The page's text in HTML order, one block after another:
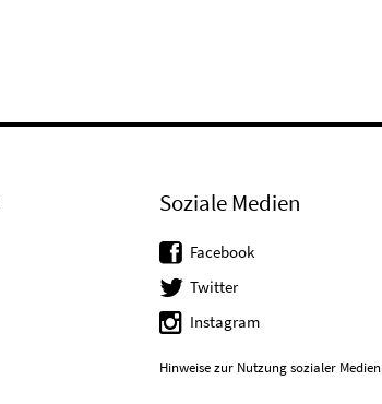
Soziale Medien
Facebook
Twitter
Instagram
Hinweise zur Nutzung sozialer Medien